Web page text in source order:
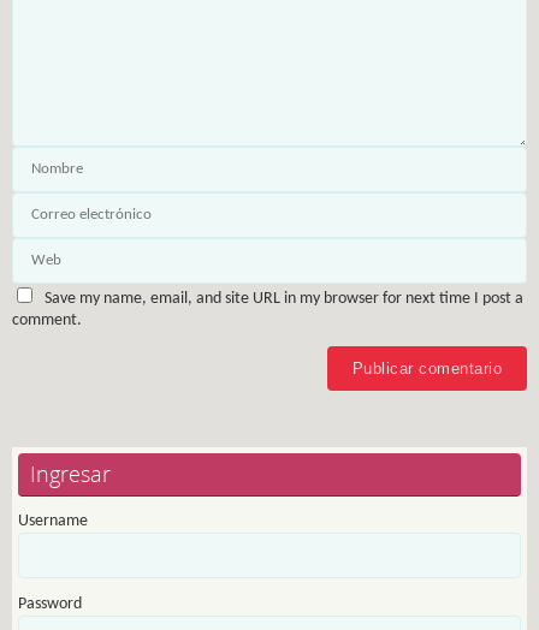
Save my name, email, and site URL in my browser for next time I post a
comment.
Ingresar
Username
Password